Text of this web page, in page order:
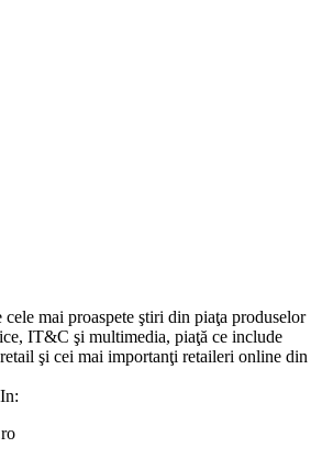
mai proaspete ştiri din piaţa produselor
IT&C şi multimedia, piaţă ce include
şi cei mai importanţi retaileri online din